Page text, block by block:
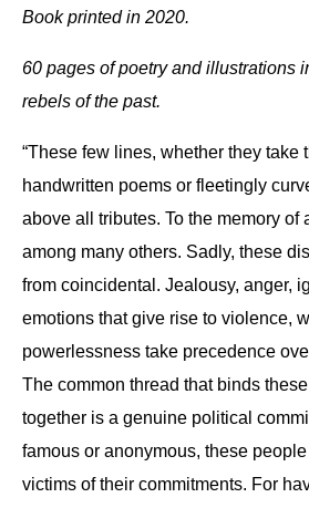
Book printed in 2020.
60 pages of poetry and illustrations
rebels of the past.
“These few lines, whether they take
handwritten poems or fleetingly
above all tributes. To the memory of
among many others. Sadly, these
from coincidental. Jealousy, anger,
emotions that give rise to violence,
powerlessness take precedence
The common thread that binds
together is a genuine political
famous or anonymous, these
victims of their commitments. For